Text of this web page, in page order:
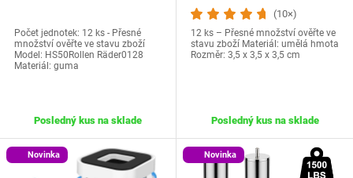
Počet jednotek: 12 ks - Přesné
množství ověřte ve stavu zboží
Model: HS50Rollen Räder0128
Materiál: guma
Posledný kus na sklade
(10×)
12 ks – Přesné množství ověřte ve
stavu zboží Materiál: umělá hmota
Rozměr: ‎3,5 x 3,5 x 3,5 cm
Posledný kus na sklade
Novinka Novinka